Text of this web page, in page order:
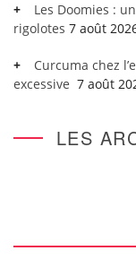
Les Doomies :
rigolotes 7 août
Curcuma chez
excessive 7 août
LES